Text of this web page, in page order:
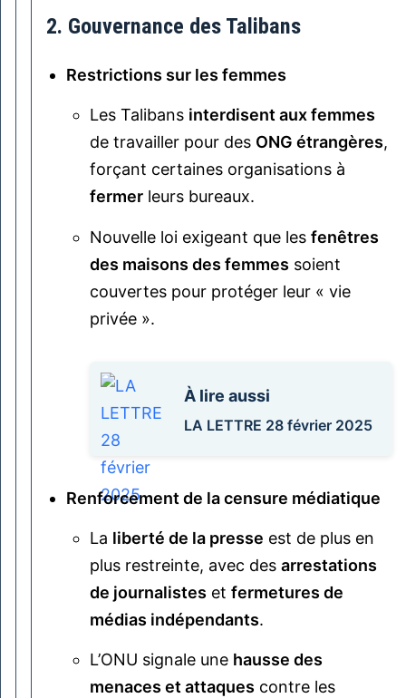
2. Gouvernance des Talibans
Restrictions sur les femmes
Les Talibans interdisent aux femmes
de travailler pour des ONG étrangères,
forçant certaines organisations à
fermerleurs bureaux.
Nouvelle loi exigeant que les fenêtres
des maisons des femmes soient
couvertes pour protéger leur « vie
privée ».
À lire aussi
LA LETTRE 28 février 2025
Renforcement de la censure médiatique
La liberté de la presse est de plus en
plus restreinte, avec des arrestations
de journalistes et fermetures de
médias indépendants.
L’ONU signale une hausse des
menaces et attaques contre les